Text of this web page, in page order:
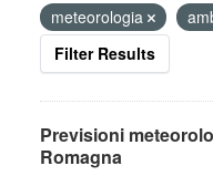
meteorologia
Filter Results
Previsioni
Romagna